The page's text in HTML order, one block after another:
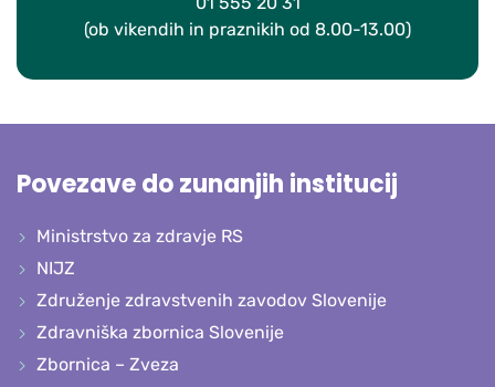
(ob vikendih in praznikih od 8.00-13.00)
Povezave do zunanjih institucij
Ministrstvo za zdravje RS
NIJZ
Združenje zdravstvenih zavodov Slovenije
Zdravniška zbornica Slovenije
Zbornica – Zveza